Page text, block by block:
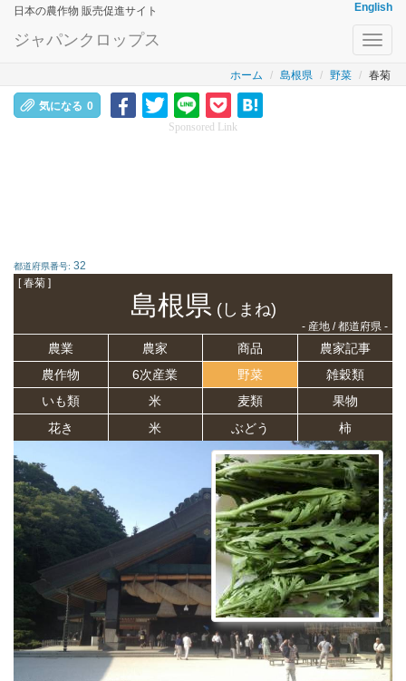
日本の農作物 販売促進サイト English
ジャパンクロップス
ホーム 島根県 野菜 春菊
気になる 0
Sponsored Link
都道府県番号: 32
[ 春菊 ]
島根県(しまね)
- 産地 / 都道府県 -
農業 農家 商品
農家記事
農作物
6次産業 野菜
雑穀類
いも類
米 麦類
果物
花き
米 ぶどう 柿